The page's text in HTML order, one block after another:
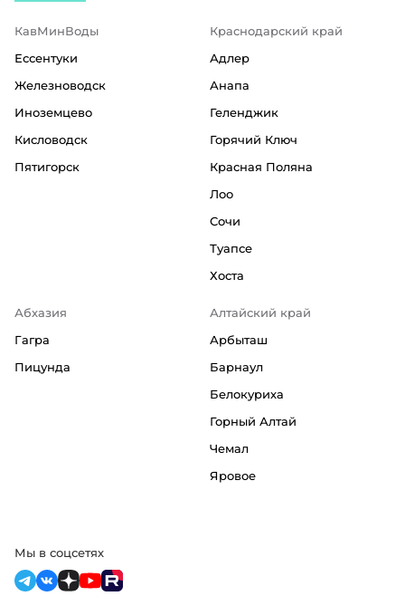
КавМинВоды
Ессентуки
Железноводск
Иноземцево
Кисловодск
Пятигорск
Краснодарский край
Адлер
Анапа
Геленджик
Горячий Ключ
Красная Поляна
Лоо
Сочи
Туапсе
Хоста
Абхазия
Гагра
Пицунда
Алтайский край
Арбыташ
Барнаул
Белокуриха
Горный Алтай
Чемал
Яровое
Мы в соцсетях